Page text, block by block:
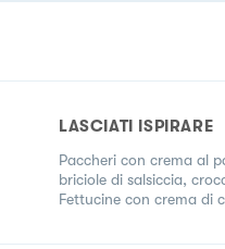
LASCIATI ISPIRARE
Paccheri con crema al
briciole di salsiccia,
Fettucine con crema di